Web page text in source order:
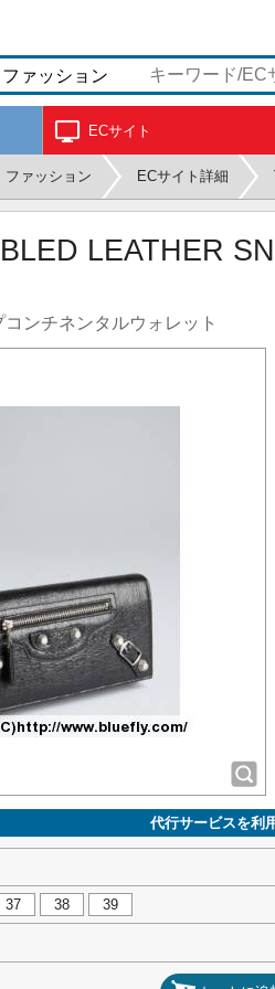
ECサイト
ファッション ECサイト詳細
LEATHER
ンチネンタルウォレット
代行サービスを利
37 38 39